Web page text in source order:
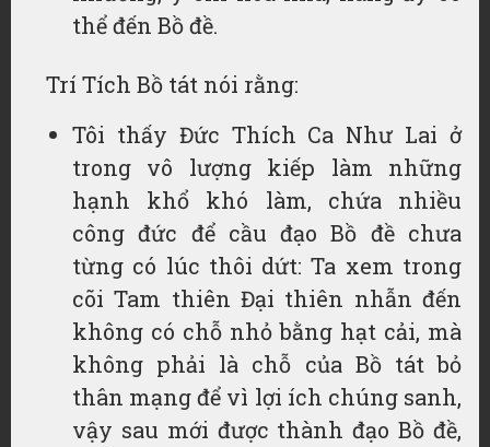
thể đến Bồ đề.
Trí Tích Bồ tát nói rằng:
Tôi thấy Đức Thích Ca Như Lai ở
trong vô lượng kiếp làm những
hạnh khổ khó làm, chứa nhiều
công đức để cầu đạo Bồ đề chưa
từng có lúc thôi dứt: Ta xem trong
cõi Tam thiên Đại thiên nhẫn đến
không có chỗ nhỏ bằng hạt cải, mà
không phải là chỗ của Bồ tát bỏ
thân mạng để vì lợi ích chúng sanh,
vậy sau mới được thành đạo Bồ đề,